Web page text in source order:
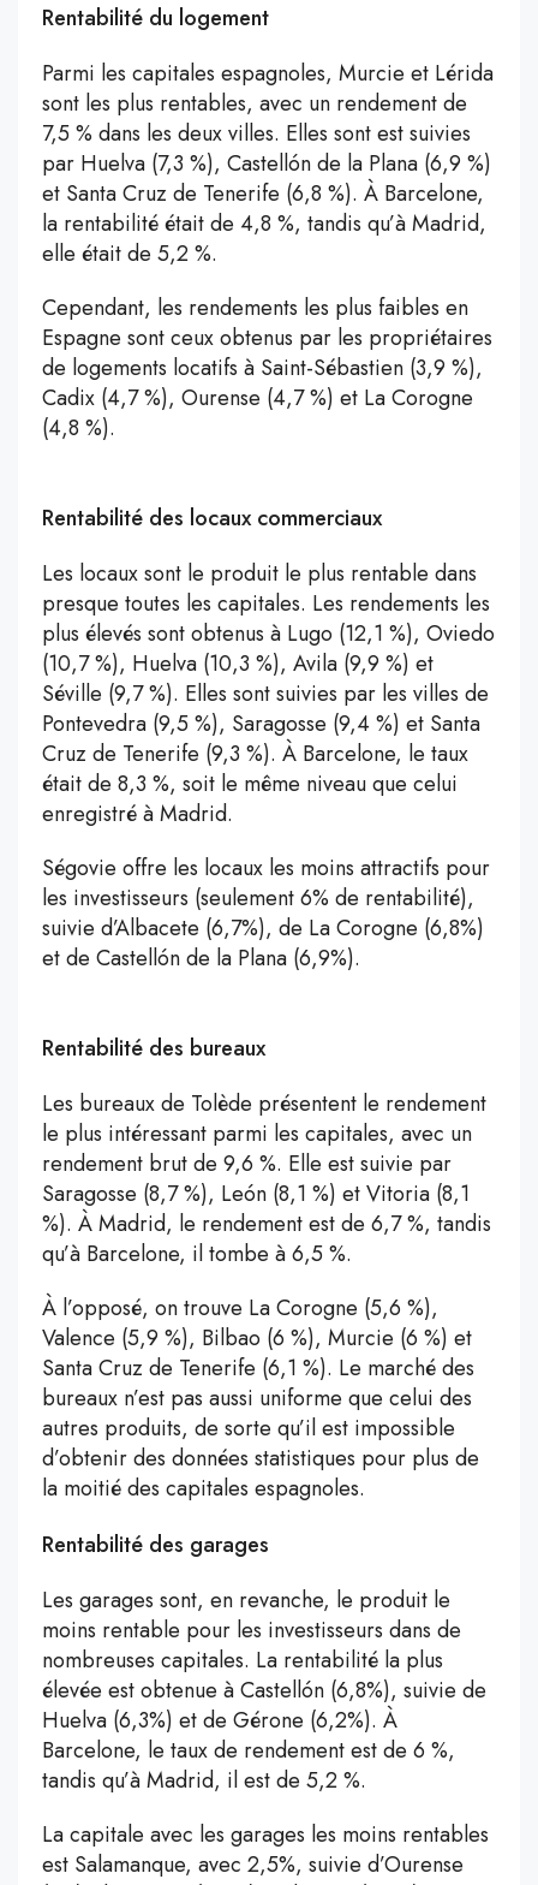
Rentabilité du logement
Parmi les capitales espagnoles, Murcie et Lérida
sont les plus rentables, avec un rendement de
7,5 % dans les deux villes. Elles sont est suivies
par Huelva (7,3 %), Castellón de la Plana (6,9 %)
et Santa Cruz de Tenerife (6,8 %). À Barcelone,
la rentabilité était de 4,8 %, tandis qu’à Madrid,
elle était de 5,2 %.
Cependant, les rendements les plus faibles en
Espagne sont ceux obtenus par les propriétaires
de logements locatifs à Saint-Sébastien (3,9 %),
Cadix (4,7 %), Ourense (4,7 %) et La Corogne
(4,8 %).
Rentabilité des locaux commerciaux
Les locaux sont le produit le plus rentable dans
presque toutes les capitales. Les rendements les
plus élevés sont obtenus à Lugo (12,1 %), Oviedo
(10,7 %), Huelva (10,3 %), Avila (9,9 %) et
Séville (9,7 %). Elles sont suivies par les villes de
Pontevedra (9,5 %), Saragosse (9,4 %) et Santa
Cruz de Tenerife (9,3 %). À Barcelone, le taux
était de 8,3 %, soit le même niveau que celui
enregistré à Madrid.
Ségovie offre les locaux les moins attractifs pour
les investisseurs (seulement 6% de rentabilité),
suivie d’Albacete (6,7%), de La Corogne (6,8%)
et de Castellón de la Plana (6,9%).
Rentabilité des bureaux
Les bureaux de Tolède présentent le rendement
le plus intéressant parmi les capitales, avec un
rendement brut de 9,6 %. Elle est suivie par
Saragosse (8,7 %), León (8,1 %) et Vitoria (8,1
%). À Madrid, le rendement est de 6,7 %, tandis
qu’à Barcelone, il tombe à 6,5 %.
À l’opposé, on trouve La Corogne (5,6 %),
Valence (5,9 %), Bilbao (6 %), Murcie (6 %) et
Santa Cruz de Tenerife (6,1 %). Le marché des
bureaux n’est pas aussi uniforme que celui des
autres produits, de sorte qu’il est impossible
d’obtenir des données statistiques pour plus de
la moitié des capitales espagnoles.
Rentabilité des garages
Les garages sont, en revanche, le produit le
moins rentable pour les investisseurs dans de
nombreuses capitales. La rentabilité la plus
élevée est obtenue à Castellón (6,8%), suivie de
Huelva (6,3%) et de Gérone (6,2%). À
Barcelone, le taux de rendement est de 6 %,
tandis qu’à Madrid, il est de 5,2 %.
La capitale avec les garages les moins rentables
est Salamanque, avec 2,5%, suivie d’Ourense